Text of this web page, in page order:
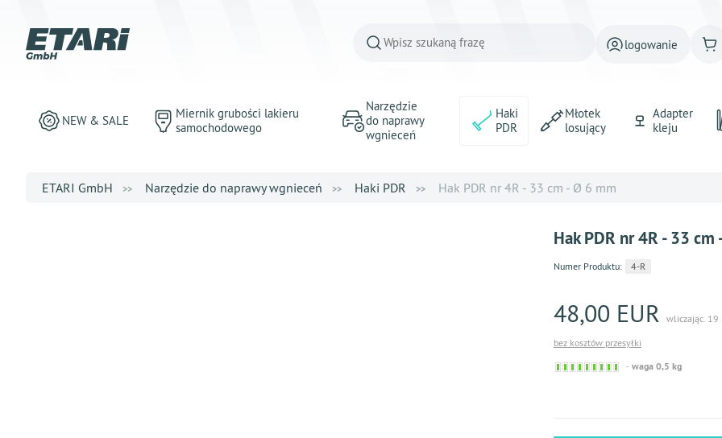
logowanie
NEW & SALE
Miernik grubości lakieru
samochodowego
Narzędzie
do naprawy
wgnieceń
Haki
PDR
Młotek
losujący
Adapter
kleju
ETARI GmbH Narzędzie do naprawy wgnieceń Haki PDR Hak PDR nr 4R - 33 cm - Ø 6 mm
Hak PDR nr 4R - 33
Numer Produktu: 4-R
48,00 EUR wliczając. 19
bez kosztów przesyłki
Sofort
waga 0,5 kg